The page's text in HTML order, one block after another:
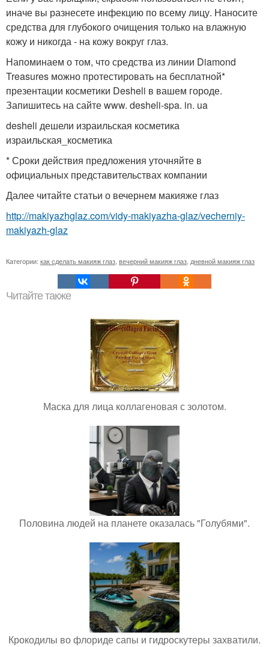
иначе вы разнесете инфекцию по всему лицу. Наносите
средства для глубокого очищения только на влажную
кожу и никогда - на кожу вокруг глаз.
Напоминаем о том, что средства из линии Diamond
Treasures можно протестировать на бесплатной*
презентации косметики Desheli в вашем городе.
Запишитесь на сайте www. desheli-spa. in. ua
desheli дешели израильская косметика
израильская_косметика
* Сроки действия предложения уточняйте в
официальных представительствах компании
Далее читайте статьи о вечернем макияже глаз
http://makiyazhglaz.com/vidy-makiyazha-glaz/vecherniy-
makiyazh-glaz
Категории: как сделать макияж глаз вечерний макияж глаз дневной макияж глаз
Читайте также
Маска для лица коллагеновая с золотом.
Половина людей на планете оказалась "Голубями".
Крокодилы во флориде сапы и гидроскутеры захватили.